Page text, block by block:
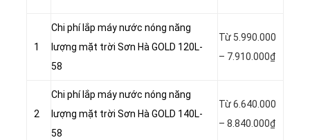
1
Chi phí lắp máy nước nóng năng
lượng mặt trời Sơn Hà GOLD 120L-
58
Từ 5.990.000
– 7.910.000₫
2
Chi phí lắp máy nước nóng năng
lượng mặt trời Sơn Hà GOLD 140L-
58
Từ 6.640.000
– 8.840.000₫